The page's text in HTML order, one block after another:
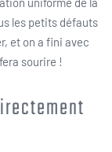
les petits défauts
et on a fini avec
sourire !